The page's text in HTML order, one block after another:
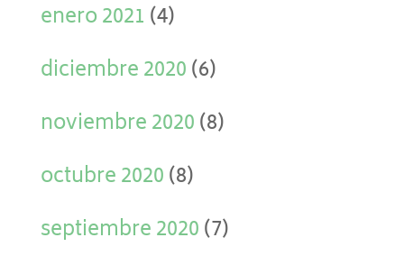
enero 2021 (4)
diciembre 2020(6)
noviembre 2020(8)
octubre 2020(8)
septiembre 2020(7)